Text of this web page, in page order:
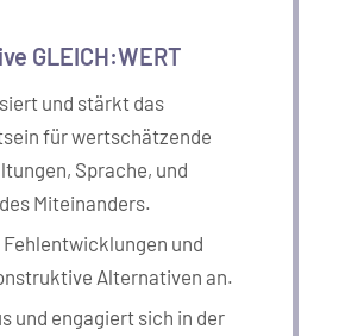
GLEICH:WERT
und stärkt das
für wertschätzende
Sprache, und
Miteinanders.
und
Alternativen an.
und engagiert sich in der